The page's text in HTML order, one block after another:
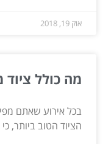
אוק 19, 2018
מה כולל ציוד
בכל אירוע שאתם
הציוד הטוב ביותר,